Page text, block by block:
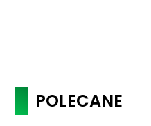
POLECANE